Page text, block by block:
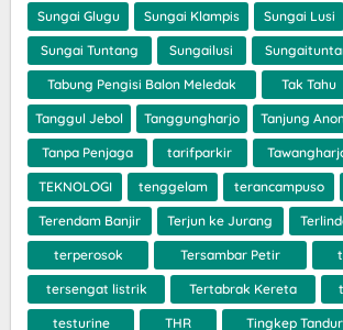
Sungai Glugu Sungai Klampis Sungai Lusi
Sungai Tuntang Sungailusi
Tabung Pengisi Balon Meledak Tak Tahu
Tanggul Jebol Tanggungharjo Tanjung
Tanpa Penjaga tarifparkir
TEKNOLOGI tenggelam terancampuso
Terendam Banjir Terjun ke Jurang
terperosok Tersambar Petir
tersengat listrik Tertabrak Kereta
testurine THR Tingkep Tandur